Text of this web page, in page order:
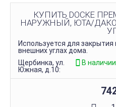
КУПИТЬ DOCKE
НАРУЖНЫЙ, ЮТА/
Используется для
внешних углах дома.
Щербинка, ул.
Южная, д.10:
В наличии